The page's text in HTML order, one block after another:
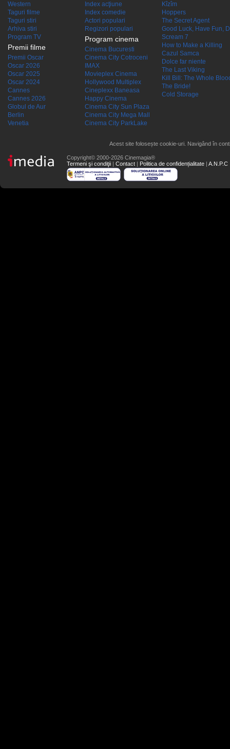
Western
Taguri filme
Taguri stiri
Arhiva stiri
Program TV
Premii filme
Premii Oscar
Oscar 2026
Oscar 2025
Oscar 2024
Cannes
Cannes 2026
Globul de Aur
Berlin
Venetia
Index acţiune
Index comedie
Actori populari
Regizori populari
Program cinema
Cinema Bucuresti
Cinema City Cotroceni
IMAX
Movieplex Cinema
Hollywood Multiplex
Cineplexx Baneasa
Happy Cinema
Cinema City Sun Plaza
Cinema City Mega Mall
Cinema City ParkLake
Kîzîm
Hoppers
The Secret Agent
Good Luck, Have Fun,
Scream 7
How to Make a Killing
Cazul Samca
Dolce far niente
The Last Viking
Kill Bill: The Whole
The Bride!
Cold Storage
Acest site folosește cookie-uri. Navigând în
Copyright© 2000-2026 Cinemagia®
Termeni şi condiţii | Contact | Politica de confidențialitate | A.N.P.C